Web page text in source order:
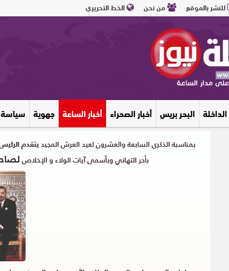
للنشر بالموقع من نحن الخط التحريري
الداخلة البحر بريس أخبار الصحراء أخبار الساعة جهوية سياسة